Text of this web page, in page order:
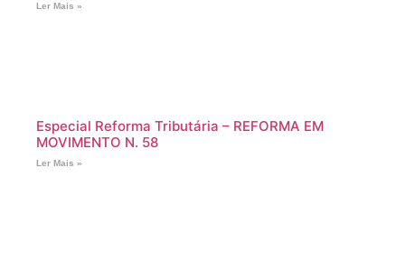
Ler Mais »
Especial Reforma Tributária – REFORMA EM
MOVIMENTO N. 58
Ler Mais »